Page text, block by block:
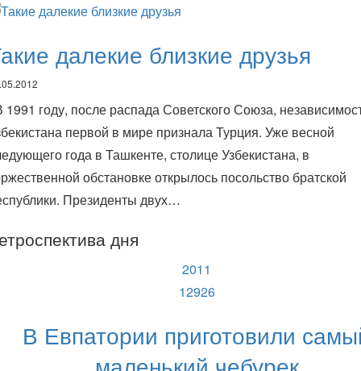
далекие близкие друзья
году, после распада Советского Союза,
первой в мире признала Турция. Уже весной
года в Ташкенте, столице Узбекистана, в
обстановке открылось посольство братской
Президенты двух…
дня
2011
12926
В Евпатории приготовили